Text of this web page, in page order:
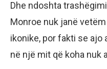
Dhe ndoshta
Monroe nuk janë
ikonike, por fakti se
në një mit që koha nuk